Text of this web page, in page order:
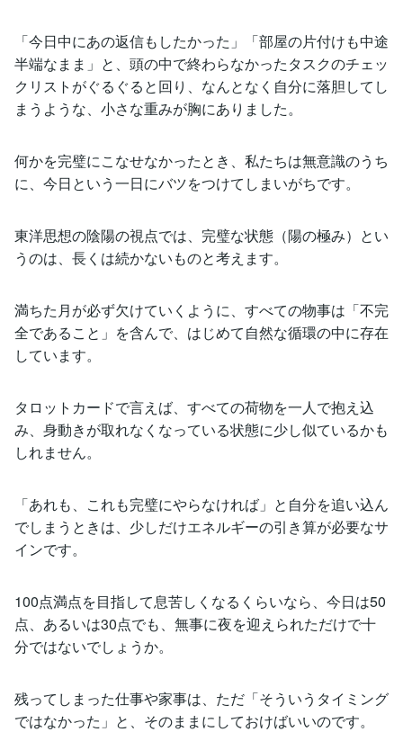
「今日中にあの返信もしたかった」「部屋の片付けも中途
半端なまま」と、頭の中で終わらなかったタスクのチェッ
クリストがぐるぐると回り、なんとなく自分に落胆してし
まうような、小さな重みが胸にありました。
何かを完璧にこなせなかったとき、私たちは無意識のうち
に、今日という一日にバツをつけてしまいがちです。
東洋思想の陰陽の視点では、完璧な状態（陽の極み）とい
うのは、長くは続かないものと考えます。
満ちた月が必ず欠けていくように、すべての物事は「不完
全であること」を含んで、はじめて自然な循環の中に存在
しています。
タロットカードで言えば、すべての荷物を一人で抱え込
み、身動きが取れなくなっている状態に少し似ているかも
しれません。
「あれも、これも完璧にやらなければ」と自分を追い込ん
でしまうときは、少しだけエネルギーの引き算が必要なサ
インです。
100点満点を目指して息苦しくなるくらいなら、今日は50
点、あるいは30点でも、無事に夜を迎えられただけで十
分ではないでしょうか。
残ってしまった仕事や家事は、ただ「そういうタイミング
ではなかった」と、そのままにしておけばいいのです。